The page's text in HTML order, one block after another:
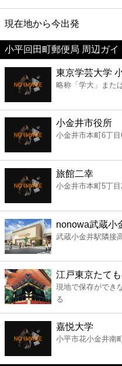
映画
美容
コンビニ
薬局
スーパー
エンタメ
レジャー
書店
ファミレス
カフェ
現在地から今出発
小平回田町郵便局 周辺ガイ
東京学芸大学
略称「学大」また
小金井市役所
小金井市本町6丁
旅館二幸
小金井市本町5丁
nonowa武蔵小
武蔵小金井駅隣接
江戸東京たても
現地で保存ができ
る
嘉悦大学
小平市花小金井南